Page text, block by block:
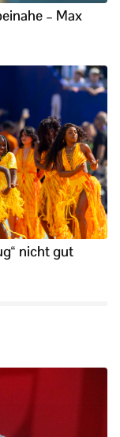
– Max
nicht gut